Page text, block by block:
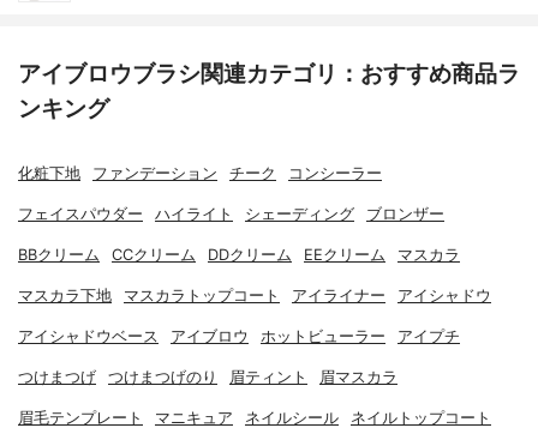
アイブロウブラシ関連カテゴリ：おすすめ商品ラ
ンキング
化粧下地 ファンデーション チーク コンシーラー
フェイスパウダー ハイライト シェーディング ブロンザー
BBクリーム CCクリーム DDクリーム EEクリーム マスカラ
マスカラ下地 マスカラトップコート アイライナー アイシャドウ
アイシャドウベース アイブロウ ホットビューラー アイプチ
つけまつげ つけまつげのり 眉ティント 眉マスカラ
眉毛テンプレート マニキュア ネイルシール ネイルトップコート